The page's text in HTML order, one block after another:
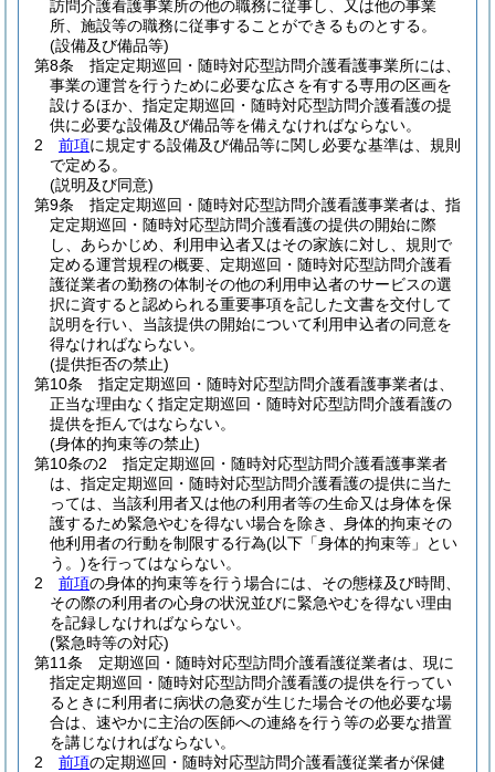
訪問介護看護事業所の他の職務に従事し、又は他の事業
所、施設等の職務に従事することができるものとする。
(設備及び備品等)
第8条
指定定期巡回・随時対応型訪問介護看護事業所には、
事業の運営を行うために必要な広さを有する専用の区画を
設けるほか、指定定期巡回・随時対応型訪問介護看護の提
供に必要な設備及び備品等を備えなければならない。
2
前項に規定する設備及び備品等に関し必要な基準は、規則
で定める。
(説明及び同意)
第9条
指定定期巡回・随時対応型訪問介護看護事業者は、指
定定期巡回・随時対応型訪問介護看護の提供の開始に際
し、あらかじめ、利用申込者又はその家族に対し、規則で
定める運営規程の概要、定期巡回・随時対応型訪問介護看
護従業者の勤務の体制その他の利用申込者のサービスの選
択に資すると認められる重要事項を記した文書を交付して
説明を行い、当該提供の開始について利用申込者の同意を
得なければならない。
(提供拒否の禁止)
第10条
指定定期巡回・随時対応型訪問介護看護事業者は、
正当な理由なく指定定期巡回・随時対応型訪問介護看護の
提供を拒んではならない。
(身体的拘束等の禁止)
第10条の2
指定定期巡回・随時対応型訪問介護看護事業者
は、指定定期巡回・随時対応型訪問介護看護の提供に当た
っては、当該利用者又は他の利用者等の生命又は身体を保
護するため緊急やむを得ない場合を除き、身体的拘束その
他利用者の行動を制限する行為(以下「身体的拘束等」とい
う。)を行ってはならない。
2
前項の身体的拘束等を行う場合には、その態様及び時間、
その際の利用者の心身の状況並びに緊急やむを得ない理由
を記録しなければならない。
(緊急時等の対応)
第11条
定期巡回・随時対応型訪問介護看護従業者は、現に
指定定期巡回・随時対応型訪問介護看護の提供を行ってい
るときに利用者に病状の急変が生じた場合その他必要な場
合は、速やかに主治の医師への連絡を行う等の必要な措置
を講じなければならない。
2
前項の定期巡回・随時対応型訪問介護看護従業者が保健